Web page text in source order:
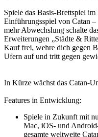
Spiele das Basis-Brettspiel
Einführungsspiel von Catan
mehr Abwechslung schalte
Erweiterungen „Städte &
Kauf frei, wehre dich gegen
Ufern auf und tritt gegen
In Kürze wächst das Catan-
Features in Entwicklung:
Spiele in Zukunft mit
Mac, iOS- und
gesamte weltweite